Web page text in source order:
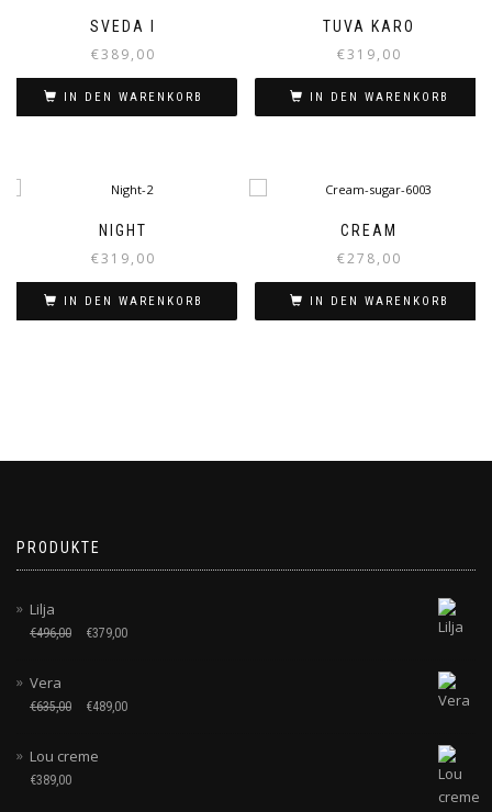
SVEDA I
€389,00
IN DEN WARENKORB
TUVA KARO
€319,00
IN DEN WARENKORB
NIGHT
€319,00
IN DEN WARENKORB
CREAM
€278,00
IN DEN WARENKORB
PRODUKTE
Lilja
€496,00 €379,00
Vera
€635,00 €489,00
Lou creme
€389,00